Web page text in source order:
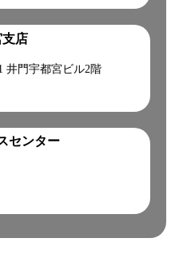
店
井門宇都宮ビル2階
センター